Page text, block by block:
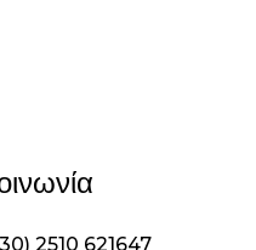
2510 621647